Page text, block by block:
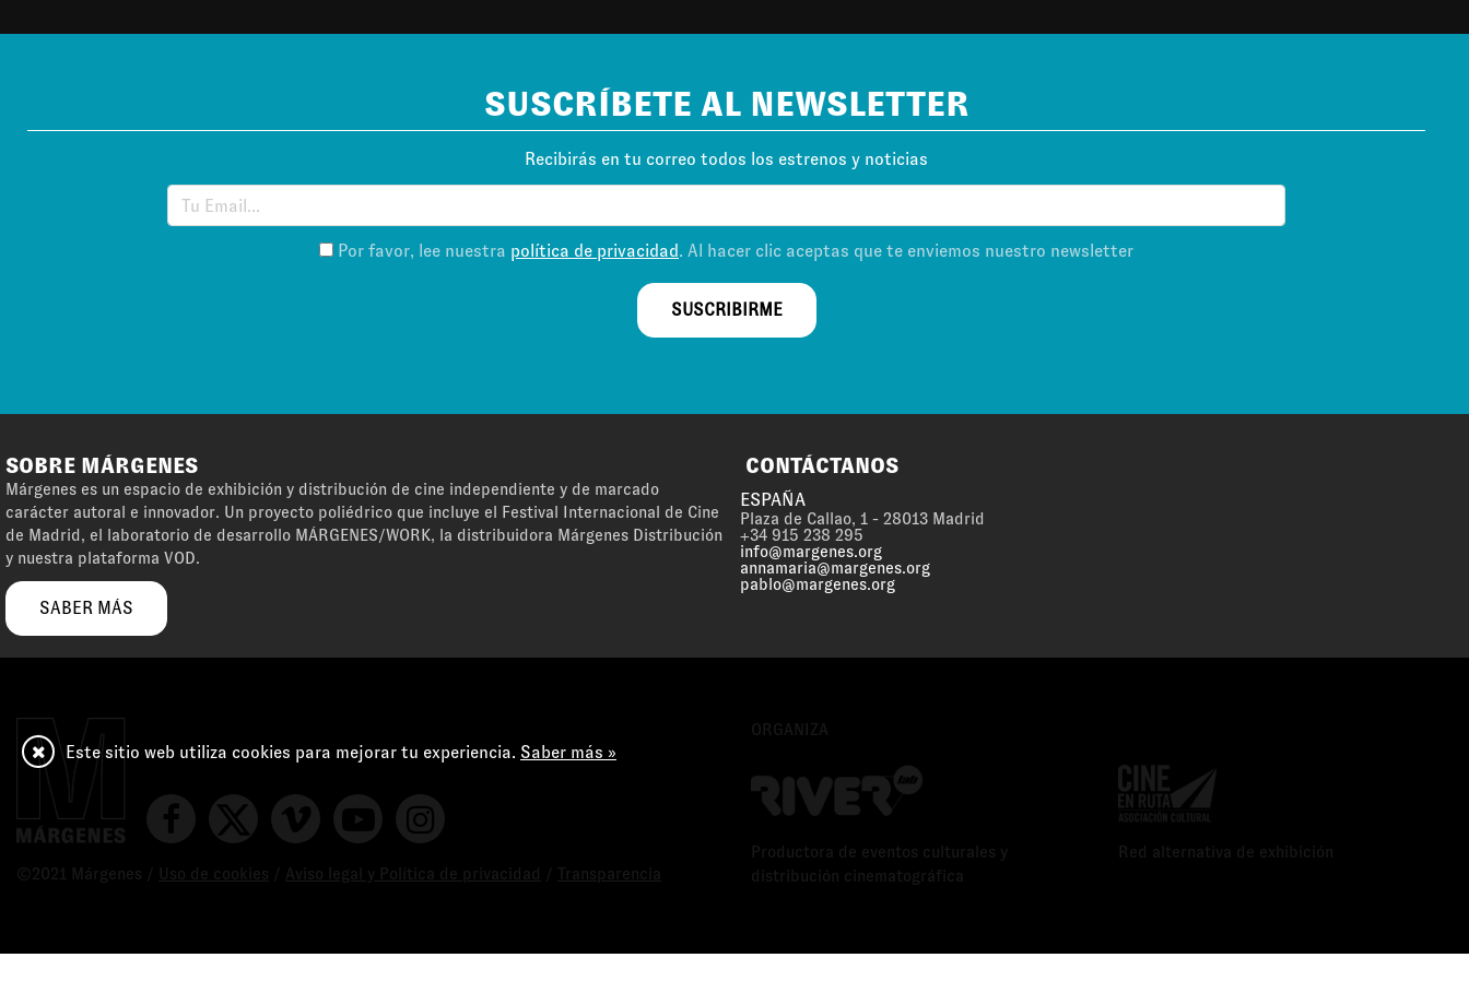
SUSCRÍBETE AL NEWSLETTER
Recibirás en tu correo todos los estrenos y noticias
Por favor, lee nuestra política de privacidad. Al hacer clic aceptas que te enviemos nuestro newsletter
SUSCRIBIRME
SOBRE MÁRGENES
Márgenes es un espacio de exhibición y distribución de cine independiente y de marcado
carácter autoral e innovador. Un proyecto poliédrico que incluye el Festival Internacional de Cine
de Madrid, el laboratorio de desarrollo MÁRGENES/WORK, la distribuidora Márgenes Distribución
y nuestra plataforma VOD.
SABER MÁS
CONTÁCTANOS
ESPAÑA
Plaza de Callao, 1 - 28013 Madrid
+34 915 238 295
info@margenes.org
annamaria@margenes.org
pablo@margenes.org
©2021 Márgenes / Uso de cookies Aviso legal y Política de privacidad Transparencia
ORGANIZA
Productora de eventos culturales y
distribución cinematográfica
Red alternativa de exhibición
Este sitio web utiliza cookies para mejorar tu experiencia. Saber más »